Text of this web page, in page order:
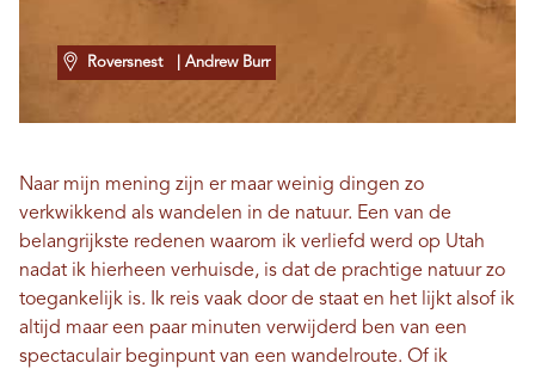
Roversnest | Andrew Burr
Naar mijn mening zijn er maar weinig dingen zo
verkwikkend als wandelen in de natuur. Een van de
belangrijkste redenen waarom ik verliefd werd op Utah
nadat ik hierheen verhuisde, is dat de prachtige natuur zo
toegankelijk is. Ik reis vaak door de staat en het lijkt alsof ik
altijd maar een paar minuten verwijderd ben van een
spectaculair beginpunt van een wandelroute. Of ik